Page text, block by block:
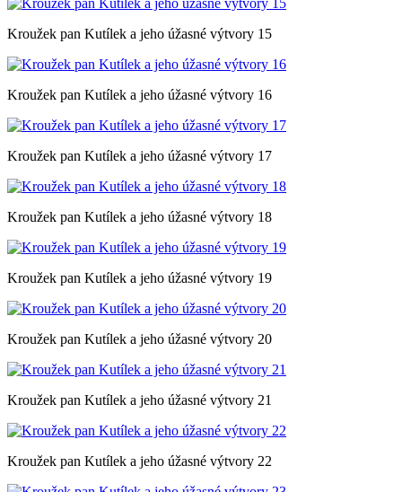
Kroužek pan Kutílek a jeho úžasné výtvory 15
Kroužek pan Kutílek a jeho úžasné výtvory 16
Kroužek pan Kutílek a jeho úžasné výtvory 17
Kroužek pan Kutílek a jeho úžasné výtvory 18
Kroužek pan Kutílek a jeho úžasné výtvory 19
Kroužek pan Kutílek a jeho úžasné výtvory 20
Kroužek pan Kutílek a jeho úžasné výtvory 21
Kroužek pan Kutílek a jeho úžasné výtvory 22